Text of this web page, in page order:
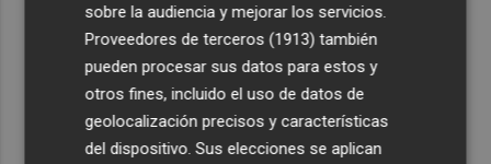
Recibe toda la actualidad de
Plaza Podcast en tu correo
Quiero suscribirme
sobre la audiencia y mejorar los servicios.
Proveedores de terceros (1913) también
pueden procesar sus datos para estos y
otros fines, incluido el uso de datos de
geolocalización precisos y características
del dispositivo. Sus elecciones se aplican